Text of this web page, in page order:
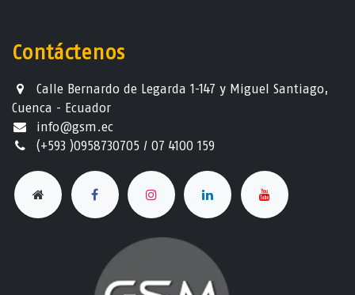
Contáctenos
Calle Bernardo de Legarda 1-147 y Miguel Santiago,
Cuenca - Ecuador
info@gsm.ec​
(+593 )0958730705 / 07 4100 159